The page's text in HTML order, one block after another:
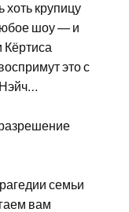
хоть крупицу
шоу — и
Кёртиса
это с
семьи
вам